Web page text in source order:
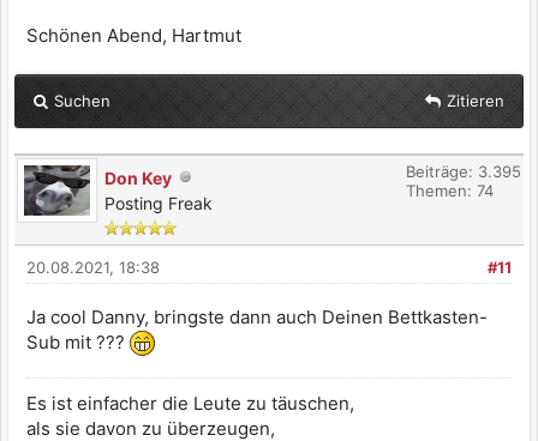
Schönen Abend, Hartmut
Suchen Zitieren
Don Key
Posting Freak
Beiträge: 3.395
Themen: 74
#11
20.08.2021, 18:38
Ja cool Danny, bringste dann auch Deinen Bettkasten-
Sub mit ???
Es ist einfacher die Leute zu täuschen,
als sie davon zu überzeugen,